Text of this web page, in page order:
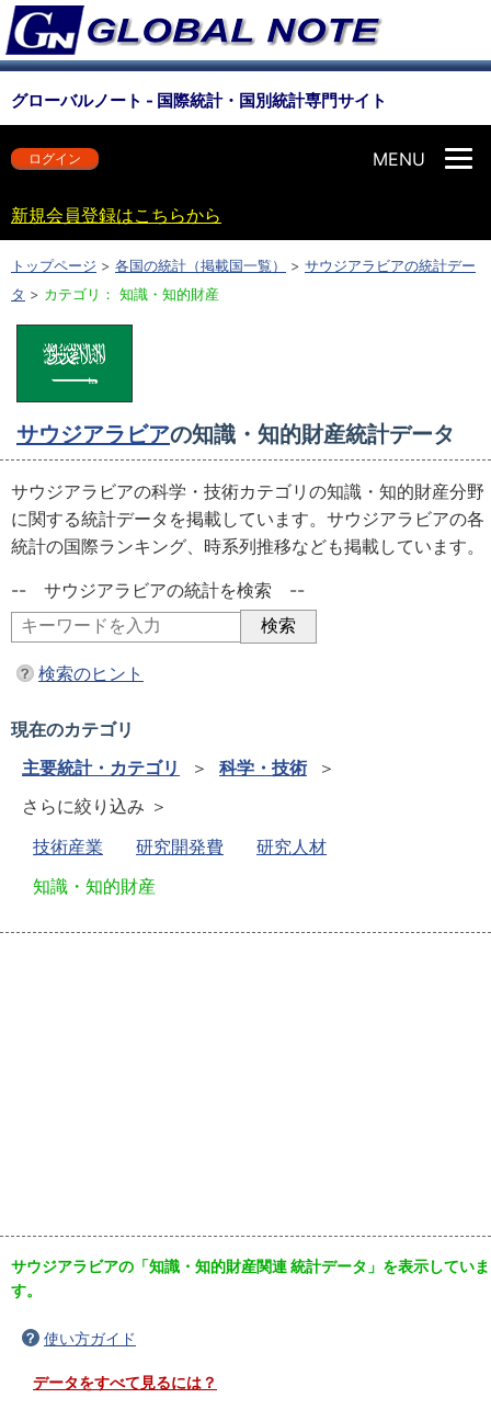
グローバルノート - 国際統計・国別統計専門サイト
MENU
ログイン
新規会員登録はこちらから
トップページ > 各国の統計（掲載国一覧） > サウジアラビアの統計デー
タ > カテゴリ： 知識・知的財産
サウジアラビアの知識・知的財産統計データ
サウジアラビアの科学・技術カテゴリの知識・知的財産分野
に関する統計データを掲載しています。サウジアラビアの各
統計の国際ランキング、時系列推移なども掲載しています。
-- サウジアラビアの統計を検索 --
検索のヒント
現在のカテゴリ
主要統計・カテゴリ
＞ 科学・技術 ＞
さらに絞り込み ＞
技術産業
研究開発費
研究人材
知識・知的財産
サウジアラビアの「知識・知的財産関連 統計データ」を表示していま
す。
使い方ガイド
データをすべて見るには？